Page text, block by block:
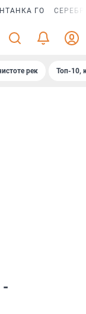
ГО
рек Топ-10,
-